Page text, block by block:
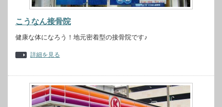
こうなん接骨院
健康な体になろう！地元密着型の接骨院です♪
詳細を見る